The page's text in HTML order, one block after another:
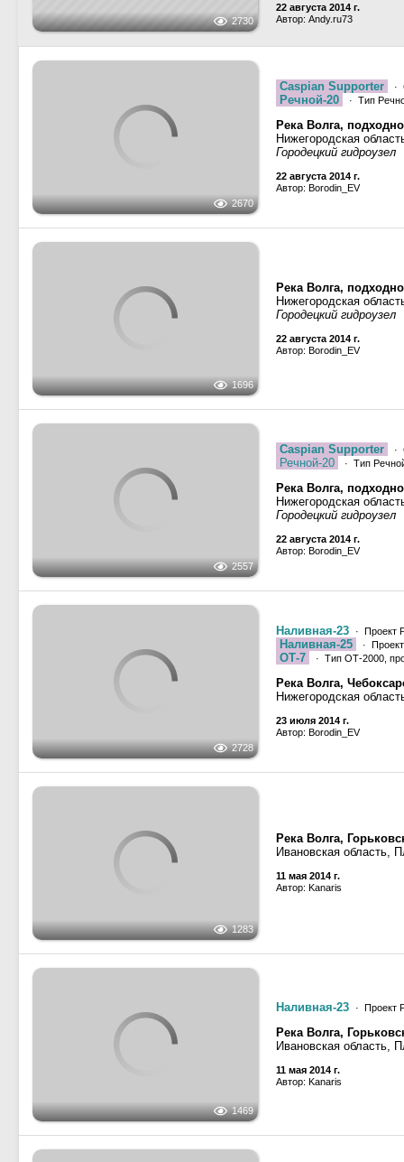
22 августа 2014 г.
Автор: Andy.ru73
2670
Caspian Supporter ·
Речной-20 · Тип
Река Волга,
Нижегородская
Городецкий гидроузел
22 августа 2014 г.
Автор: Borodin_EV
22 августа 2014 г.
Автор: Borodin_EV
Caspian Supporter
Нижегородская
22 августа 2014 г.
Автор: Borodin_EV
Наливная-23 · Проект
Наливная-25 ·
ОТ-7 · Тип ОТ-2000,
Река Волга,
Река Волга,
Ивановская область,
11 мая 2014 г.
Автор: Kanaris
Река Волга,
ОТ-2427
Река Волга,
Наливная-11 · Проект
Река Волга
Нижегородская